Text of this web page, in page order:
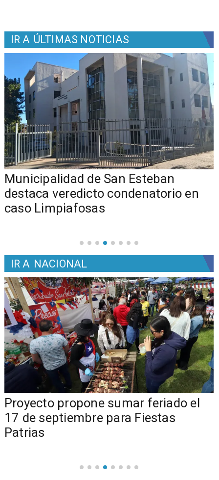
IR A ÚLTIMAS NOTICIAS
Municipalidad de San Esteban
destaca veredicto condenatorio en
caso Limpiafosas
IR A NACIONAL
Proyecto propone sumar feriado el
17 de septiembre para Fiestas
Patrias